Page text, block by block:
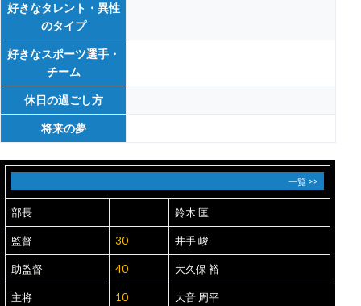
好きなタレント・異性
のタイプ
好きなスポーツ選手・
チーム
休日の過ごし方
将来の夢
一覧 >>
部長 鈴木 匡
監督 30 井手 峻
助監督 40 大久保 裕
主将 10 大音 周平